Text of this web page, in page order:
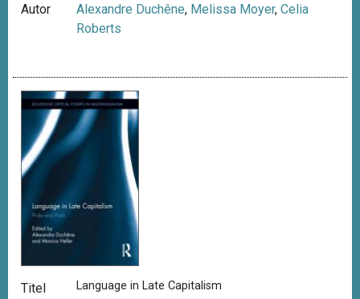
Autor Alexandre Duchêne, Melissa Moyer,Celia
Roberts
Titel Language in Late Capitalism